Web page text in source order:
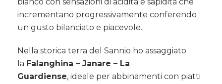
incrementano progressivamente conferendo
un gusto bilanciato e piacevole..
Nella storica terra del Sannio ho assaggiato
la Falanghina – Janare – La
Guardiense, ideale per abbinamenti con piatti